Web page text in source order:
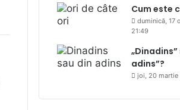
Cum este
duminică, 17
21:49
„Dinadins”
adins”?
joi, 20